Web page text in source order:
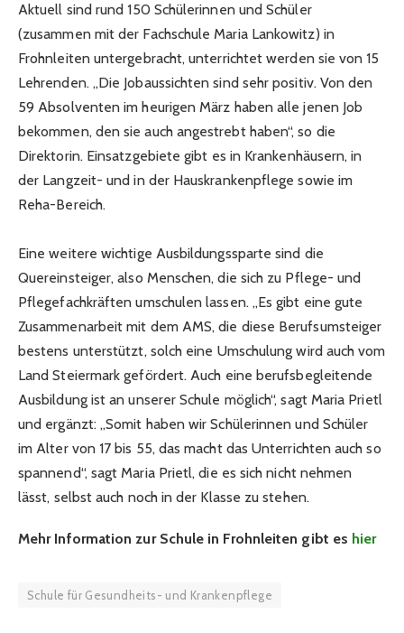
Aktuell sind rund 150 Schülerinnen und Schüler
(zusammen mit der Fachschule Maria Lankowitz) in
Frohnleiten untergebracht, unterrichtet werden sie von 15
Lehrenden. „Die Jobaussichten sind sehr positiv. Von den
59 Absolventen im heurigen März haben alle jenen Job
bekommen, den sie auch angestrebt haben“, so die
Direktorin. Einsatzgebiete gibt es in Krankenhäusern, in
der Langzeit- und in der Hauskrankenpflege sowie im
Reha-Bereich.
Eine weitere wichtige Ausbildungssparte sind die
Quereinsteiger, also Menschen, die sich zu Pflege- und
Pflegefachkräften umschulen lassen. „Es gibt eine gute
Zusammenarbeit mit dem AMS, die diese Berufsumsteiger
bestens unterstützt, solch eine Umschulung wird auch vom
Land Steiermark gefördert. Auch eine berufsbegleitende
Ausbildung ist an unserer Schule möglich“, sagt Maria Prietl
und ergänzt: „Somit haben wir Schülerinnen und Schüler
im Alter von 17 bis 55, das macht das Unterrichten auch so
spannend“, sagt Maria Prietl, die es sich nicht nehmen
lässt, selbst auch noch in der Klasse zu stehen.
Mehr Information zur Schule in Frohnleiten gibt es hier
Schule für Gesundheits- und Krankenpflege